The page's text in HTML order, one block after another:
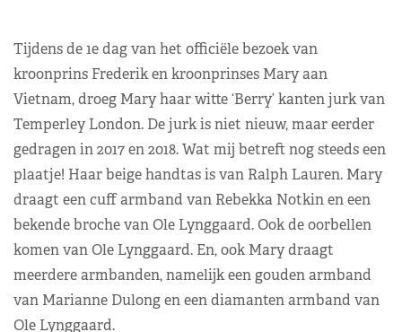
Tijdens de 1e dag van het officiële bezoek van
kroonprins Frederik en kroonprinses Mary aan
Vietnam, droeg Mary haar witte ‘Berry’ kanten jurk van
Temperley London. De jurk is niet nieuw, maar eerder
gedragen in 2017 en 2018. Wat mij betreft nog steeds een
plaatje! Haar beige handtas is van Ralph Lauren. Mary
draagt een cuff armband van Rebekka Notkin en een
bekende broche van Ole Lynggaard. Ook de oorbellen
komen van Ole Lynggaard. En, ook Mary draagt
meerdere armbanden, namelijk een gouden armband
van Marianne Dulong en een diamanten armband van
Ole Lynggaard.